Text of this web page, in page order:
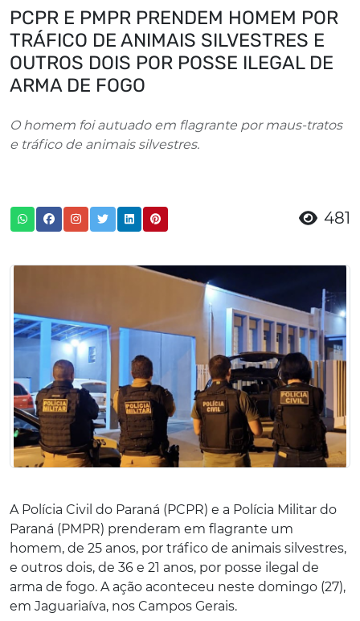
PCPR E PMPR PRENDEM HOMEM POR
TRÁFICO DE ANIMAIS SILVESTRES E
OUTROS DOIS POR POSSE ILEGAL DE
ARMA DE FOGO
O homem foi autuado em flagrante por maus-tratos
e tráfico de animais silvestres.
481
A Polícia Civil do Paraná (PCPR) e a Polícia Militar do
Paraná (PMPR) prenderam em flagrante um
homem, de 25 anos, por tráfico de animais silvestres,
e outros dois, de 36 e 21 anos, por posse ilegal de
arma de fogo. A ação aconteceu neste domingo (27),
em Jaguariaíva, nos Campos Gerais.